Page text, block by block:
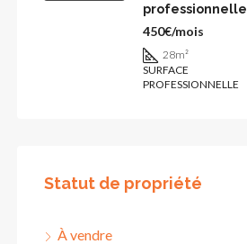
professionnelle
450€/mois
28m²
SURFACE
PROFESSIONNELLE
Statut de propriété
À vendre